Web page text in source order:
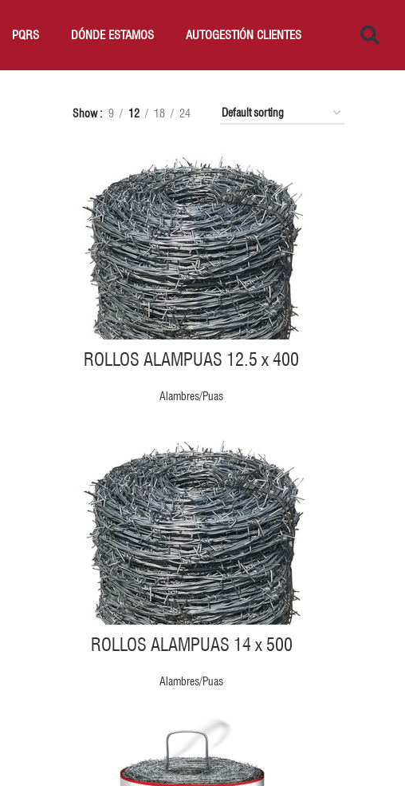
PQRS DÓNDE ESTAMOS AUTOGESTIÓN CLIENTES
Show 9 12 18 24
ROLLOS ALAMPUAS 12.5 x 400
Alambres/Puas
ROLLOS ALAMPUAS 14 x 500
Alambres/Puas